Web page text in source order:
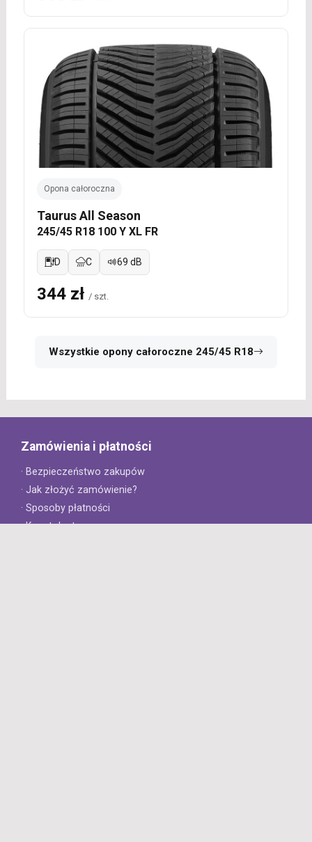
Opona całoroczna
Taurus All Season
245/45 R18 100 Y XL FR
D C 69 dB
344 zł / szt.
Wszystkie opony całoroczne 245/45 R18
Zamówienia i płatności
· Bezpieczeństwo zakupów
· Jak złożyć zamówienie?
· Sposoby płatności
· Koszt dostawy